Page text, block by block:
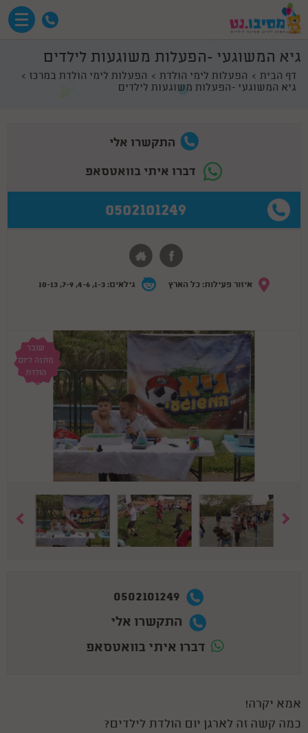
גיא המשוגעי -הפעלות משוגעות לילדים
דף הבית הפעלות לימי הולדת
הפעלות לימי הולדת במרכז
גיא המשוגעי -הפעלות משוגעות לילדים
התקשרו אלי
דברו איתי בוואטסאפ
0502101249
איזור פעילות: כל הארץ גילאים: 1-3, 4-6, 7-9, 10-13
שובר
מתנה ליום
הולדת
משגעת
0502101249
התקשרו אלי
דברו איתי בוואטסאפ
אמא יקרה!
כמה קשה זה לארגן יום הולדת לילדים?